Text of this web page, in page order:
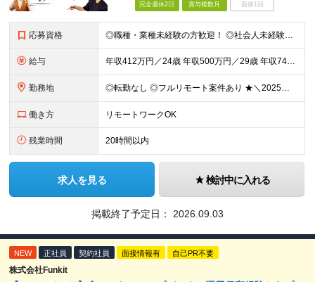
完全週休2日 賞与複数月 面接1回
応募資格 ◎職種・業種未経験の方歓迎！ ◎社会人未経験、フリーター出身の方歓迎！ ◎第二新卒、ブランクありの方歓迎！ ■学歴不問 ■特別な資格や経験はいりません。お気軽にご応募ください。 ＜こんな方にピッタリ
給与 年収412万円／24歳 年収500万円／29歳 年収740万円／34歳 ▲▲年収例▲▲ 月給24万1800円～+賞与年2回（賞与昨年実績3.2ヶ月）+各種手当＋住宅手当あり(最大1万5千円) ※経
勤務地 ◎転勤なし ◎フルリモート案件あり ★＼2025年10月20日にNEWオフィス移転／★ ━━━━━━━━━━━━━━━━━━━━━━ AMG Solutionは、日本橋大伝馬町に移転！ 移転に向けて
働き方 リモートワークOK
残業時間 20時間以内
求人を見る 検討中に入れる
掲載終了予定日： 2026.09.03
NEW 正社員 契約社員 面接情報有 自己PR不要
株式会社Funkit